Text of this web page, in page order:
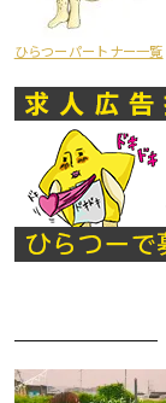
ひらつーパートナー一覧